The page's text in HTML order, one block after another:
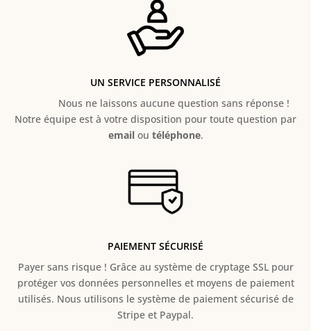
UN SERVICE PERSONNALISÉ
Nous ne laissons aucune question sans réponse !
Notre équipe est à votre disposition pour toute question par
emailou téléphone.
PAIEMENT SÉCURISÉ
Payer sans risque ! Grâce au système de cryptage SSL pour
protéger vos données personnelles et moyens de paiement
utilisés. Nous utilisons le système de paiement sécurisé de
Stripe et Paypal.